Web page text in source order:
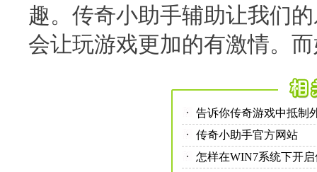
趣。传奇小助手辅助让我们
会让玩游戏更加的有激情。
告诉你传奇游戏中抵制
传奇小助手官方网站
怎样在WIN7系统下开